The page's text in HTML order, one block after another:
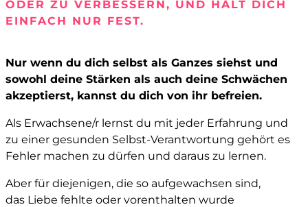
ODER ZU VERBESSERN, UND HÄLT DICH
EINFACH NUR FEST.
Nur wenn du dich selbst als Ganzes siehst und
sowohl deine Stärken als auch deine Schwächen
akzeptierst, kannst du dich von ihr befreien.
Als Erwachsene/r lernst du mit jeder Erfahrung und
zu einer gesunden Selbst-Verantwortung gehört es
Fehler machen zu dürfen und daraus zu lernen.
Aber für diejenigen, die so aufgewachsen sind,
das Liebe fehlte oder vorenthalten wurde